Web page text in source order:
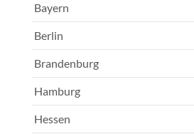
Bayern
Berlin
Brandenburg
Hamburg
Hessen